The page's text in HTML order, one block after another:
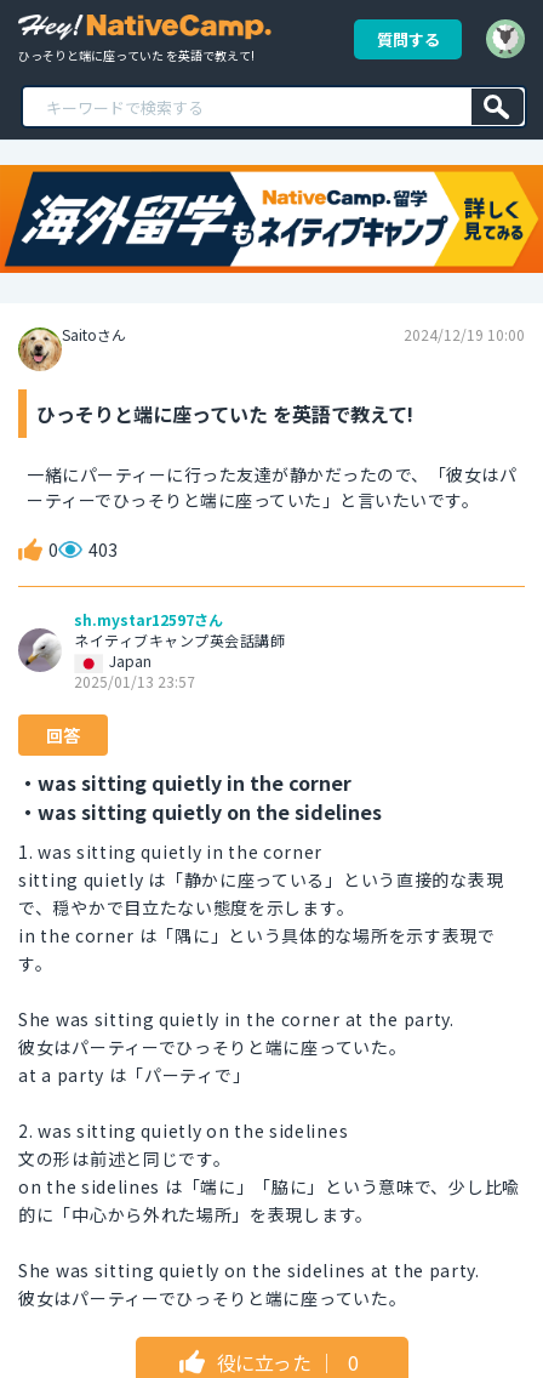
ひっそりと端に座っていた を英語で教えて!
質問する
Saitoさん 2024/12/19 10:00
ひっそりと端に座っていた を英語で教えて!
一緒にパーティーに行った友達が静かだったので、「彼女はパ
ーティーでひっそりと端に座っていた」と言いたいです。
0 403
sh.mystar12597さん
ネイティブキャンプ英会話講師
Japan
2025/01/13 23:57
回答
・was sitting quietly in the corner
・was sitting quietly on the sidelines
1. was sitting quietly in the corner
sitting quietly は「静かに座っている」という直接的な表現
で、穏やかで目立たない態度を示します。
in the corner は「隅に」という具体的な場所を示す表現で
す。
She was sitting quietly in the corner at the party.
彼女はパーティーでひっそりと端に座っていた。
at a party は「パーティで」
2. was sitting quietly on the sidelines
文の形は前述と同じです。
on the sidelines は「端に」「脇に」という意味で、少し比喩
的に「中心から外れた場所」を表現します。
She was sitting quietly on the sidelines at the party.
彼女はパーティーでひっそりと端に座っていた。
役に立った ｜ 0